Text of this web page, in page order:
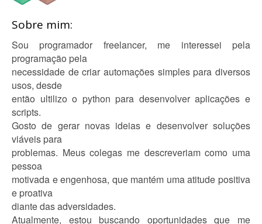
Sobre mim:
Sou programador freelancer, me interessei pela
programação pela
necessidade de criar automações simples para diversos
usos, desde
então ultilizo o python para desenvolver aplicações e
scripts.
Gosto de gerar novas ideias e desenvolver soluções
viáveis para
problemas. Meus colegas me descreveriam como uma
pessoa
motivada e engenhosa, que mantém uma atitude positiva
e proativa
diante das adversidades.
Atualmente, estou buscando oportunidades que me